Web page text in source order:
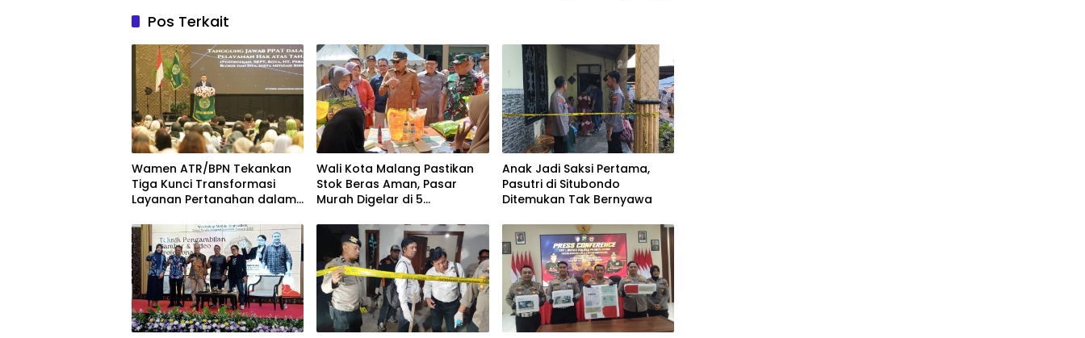
Pos Terkait
Wamen ATR/BPN Tekankan
Tiga Kunci Transformasi
Layanan Pertanahan dalam
Wali Kota Malang Pastikan
Stok Beras Aman, Pasar
Murah Digelar di 5
Anak Jadi Saksi Pertama,
Pasutri di Situbondo
Ditemukan Tak Bernyawa